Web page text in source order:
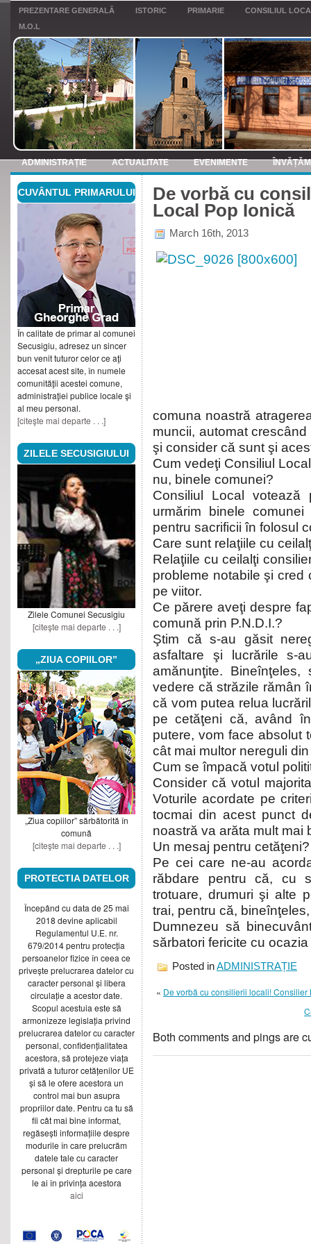
PREZENTARE GENERALĂ ISTORIC PRIMARIE
CONSILIUL
M.O.L
ADMINISTRAȚIE ACTUALITATE EVENIMENTE
ANUNTURI
CUVÂNTUL PRIMARULUI
În calitate de primar al comunei
Secusigiu, adresez un sincer
bun venit tuturor celor ce aţi
accesat acest site, în numele
comunităţii acestei comune,
administraţiei publice locale şi
al meu personal.
[citeşte mai departe . . .]
ZILELE SECUSIGIULUI
Zilele Comunei Secusigiu
[citeşte mai departe . . .]
„ZIUA COPIILOR”
„Ziua copiilor” sărbătorită în
comună
[citeşte mai departe . . .]
PROTECTIA DATELOR
Începând cu data de 25 mai
2018 devine aplicabil
Regulamentul U.E. nr.
679/2014 pentru protecția
persoanelor fizice în ceea ce
privește prelucrarea datelor cu
caracter personal și libera
circulație a acestor date.
Scopul acestuia este să
armonizeze legislația privind
prelucrarea datelor cu caracter
personal, confidențialitatea
acestora, să protejeze viața
privată a tuturor cetățenilor UE
și să le ofere acestora un
control mai bun asupra
propriilor date. Pentru ca tu să
fii cât mai bine informat,
regăsești informațiile despre
modurile în care prelucrăm
datele tale cu caracter
personal și drepturile pe care
le ai în privința acestora
aici
De vorbă cu
Local Pop Ionică
March 16th, 2013
comuna noastră
muncii, automat
şi consider că sunt şi
Cum vedeţi Consiliul
nu, binele comunei?
Consiliul Local votează
urmărim binele
pentru sacrificii în folosul
Care sunt relaţiile cu
Relaţiile cu ceilalţi
probleme notabile şi
pe viitor.
Ce părere aveţi despre
comună prin P.N.D.I.?
Ştim că s-au găsit
asfaltare şi lucrările s-
amănunţite.
vedere că străzile rămân
că vom putea relua
pe cetăţeni că, având
putere, vom face absolut
cât mai multor nereguli
Cum se împacă votul
Consider că votul
Voturile acordate pe
tocmai din acest punct
noastră va arăta mult mai
Un mesaj pentru cetăţeni?
Pe cei care ne-au
răbdare pentru că, cu
trotuare, drumuri şi alte
trai, pentru că,
Dumnezeu să
sărbatori fericite cu
Posted inADMINISTRAȚIE
« De vorbă cu consilierii locali!
Both comments and pings are